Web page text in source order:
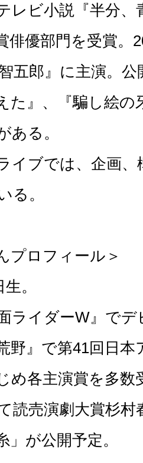
レビ小説『半分、
俳優部門を受賞。
五郎』に主演。
た』、『騙し絵
ある。
イブでは、企画、
る。
プロフィール＞
。
ライダーW』でデ
野』で第41回日
め各主演賞を多数
読売演劇大賞杉村
」が公開予定。